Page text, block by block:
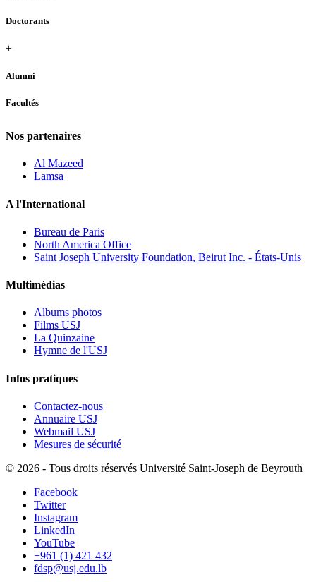
Doctorants
+
Alumni
Facultés
Nos partenaires
Al Mazeed
Lamsa
A l'International
Bureau de Paris
North America Office
Saint Joseph University Foundation, Beirut Inc. - États-Unis
Multimédias
Albums photos
Films USJ
La Quinzaine
Hymne de l'USJ
Infos pratiques
Contactez-nous
Annuaire USJ
Webmail USJ
Mesures de sécurité
© 2026 - Tous droits réservés Université Saint-Joseph de Beyrouth
Facebook
Twitter
Instagram
LinkedIn
YouTube
+961 (1) 421 432
fdsp@usj.edu.lb